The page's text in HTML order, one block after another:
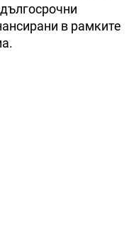
в рамките